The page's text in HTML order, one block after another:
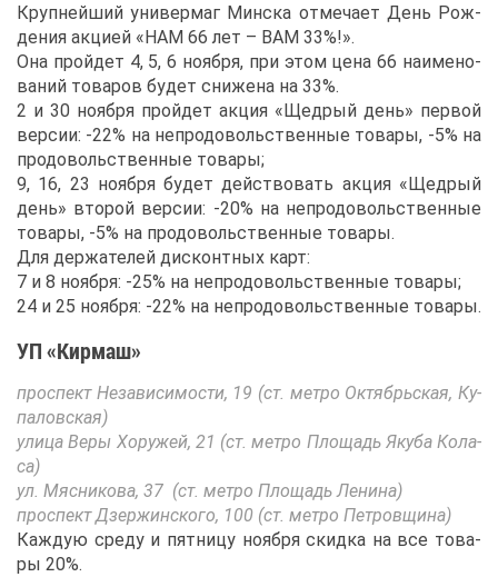
Круп­ней­ший уни­вер­маг Мин­ска от­ме­ча­ет День Рож­
де­ния ак­ци­ей «НАМ 66 лет – ВАМ 33%!».
Она прой­дет 4, 5, 6 но­яб­ря, при этом це­на 66 на­име­но­
ва­ний то­ва­ров бу­дет сни­же­на на 33%.
2 и 30 но­яб­ря прой­дет ак­ция «Щед­рый день» пер­вой
вер­сии: -22% на непро­до­воль­ствен­ные то­ва­ры, -5% на
про­до­воль­ствен­ные то­ва­ры;
9, 16, 23 но­яб­ря бу­дет дей­ство­вать ак­ция «Щед­рый
день» вто­рой вер­сии: -20% на непро­до­воль­ствен­ные
то­ва­ры, -5% на про­до­воль­ствен­ные то­ва­ры.
Для дер­жа­те­лей дис­конт­ных карт:
7 и 8 но­яб­ря: -25% на непро­до­воль­ствен­ные то­ва­ры;
24 и 25 но­яб­ря: -22% на непро­до­воль­ствен­ные то­ва­ры.
УП «Кир­маш»
про­спект Неза­ви­си­мо­сти, 19 (ст. мет­ро Ок­тябрь­ская, Ку­
па­лов­ская)
ули­ца Ве­ры Хо­ру­жей, 21 (ст. мет­ро Пло­щадь Яку­ба Ко­ла­
са)
ул. Мяс­ни­ко­ва, 37 (ст. мет­ро Пло­щадь Ле­ни­на)
про­спект Дзер­жин­ско­го, 100 (ст. мет­ро Пет­ров­щи­на)
Каж­дую сре­ду и пят­ни­цу но­яб­ря скид­ка на все то­ва­
ры 20%.